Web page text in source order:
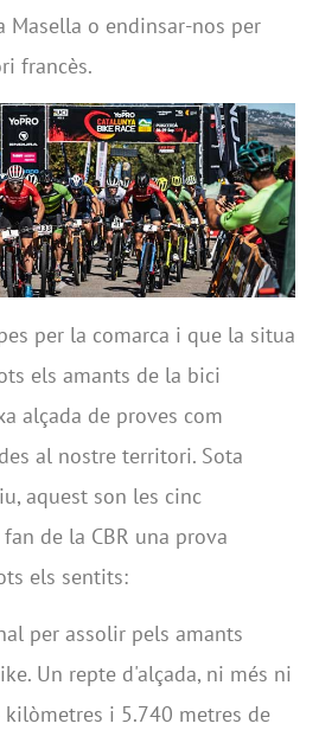
Masella o endinsar-nos per
francès.
per la comarca i que la situa
els amants de la bici
alçada de proves com
al nostre territori. Sota
aquest son les cinc
de la CBR una prova
els sentits:
per assolir pels amants
Un repte d'alçada, ni més ni
kilòmetres i 5.740 metres de